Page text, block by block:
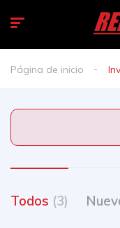
Página de inicio
Todos (3)